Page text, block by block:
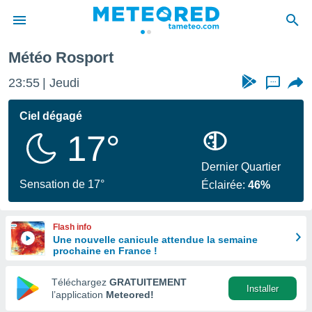
de
en
Météo Rosport
23:55 Jeudi ...
Ciel dégagé
17°
Sensation de 17°
Dernier Quartier
Éclairée:46%
Flash info
Une nouvelle canicule attendue la semaine
prochaine en France !
Téléchargez GRATUITEMENT
l’application Meteored!
Installer